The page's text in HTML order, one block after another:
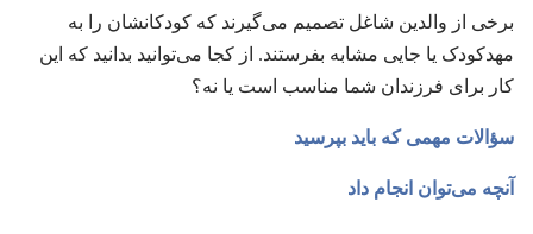
برخی از والدین شاغل تصمیم می‌گیرند که کودکانشان را به
مهدکودک یا جایی مشابه بفرستند.‏ از کجا می‌توانید بدانید که این
کار برای فرزندان شما مناسب است یا نه؟‏
سؤالات مهمی که باید بپرسید
آنچه می‌توان انجام داد